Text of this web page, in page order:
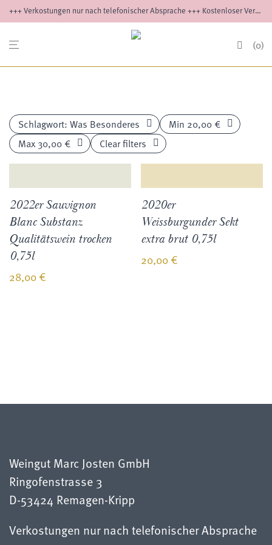
+++ Verkostungen nur nach telefonischer Absprache +++ Kostenloser Versand ab 12 Flaschen innerhalb Deutschlands +++ Versand außerhalb Deutschlands auf Anfrage
0
Schlagwort: Was Besonderes Min 20,00€
Max 30,00€ Clear filters
2022er Sauvignon
Blanc Substanz
Qualitätswein trocken
0,75l
28,00€
2020er
Weissburgunder Sekt
extra brut 0,75l
20,00€
Weingut Marc Josten GmbH
Ringofenstrasse 3
D-53424 Remagen-Kripp
Verkostungen nur nach telefonischer Absprache